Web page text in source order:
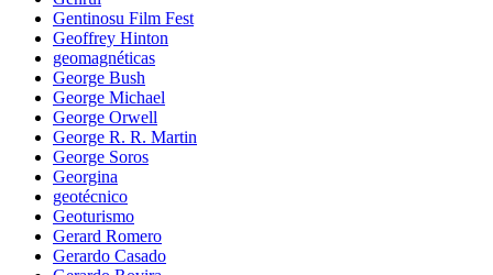
Gentinosu Film Fest
Geoffrey Hinton
geomagnéticas
George Bush
George Michael
George Orwell
George R. R. Martin
George Soros
Georgina
geotécnico
Geoturismo
Gerard Romero
Gerardo Casado